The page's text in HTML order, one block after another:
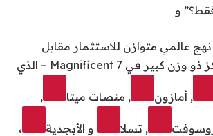
و
عالمي متوازن للاستثمار مقابل
الحصول على مركز ذو وزن كبير في Magnificent 7 – الذي
, أمازون , منصات ميتا ,
, تسلا و الأبجدية
،